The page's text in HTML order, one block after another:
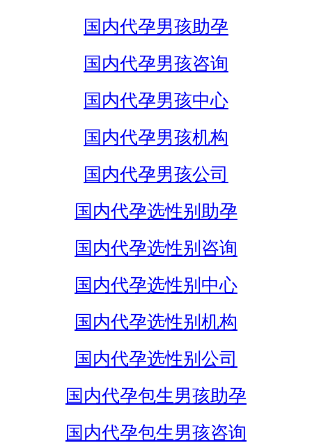
国内代孕男孩助孕
国内代孕男孩咨询
国内代孕男孩中心
国内代孕男孩机构
国内代孕男孩公司
国内代孕选性别助孕
国内代孕选性别咨询
国内代孕选性别中心
国内代孕选性别机构
国内代孕选性别公司
国内代孕包生男孩助孕
国内代孕包生男孩咨询